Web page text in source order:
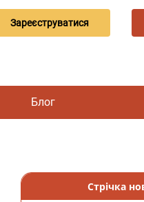
Зареєструватися
Блог
Стрічка